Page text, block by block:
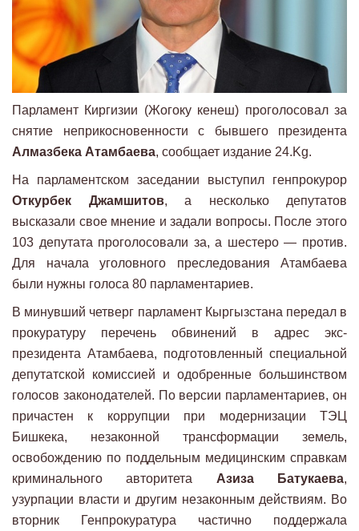
Парламент Киргизии (Жогоку кенеш) проголосовал за
снятие неприкосновенности с бывшего президента
Алмазбека Атамбаева, сообщает издание 24.Kg.
На парламентском заседании выступил генпрокурор
Откурбек Джамшитов, а несколько депутатов
высказали свое мнение и задали вопросы. После этого
103 депутата проголосовали за, а шестеро — против.
Для начала уголовного преследования Атамбаева
были нужны голоса 80 парламентариев.
В минувший четверг парламент Кыргызстана передал в
прокуратуру перечень обвинений в адрес экс-
президента Атамбаева, подготовленный специальной
депутатской комиссией и одобренные большинством
голосов законодателей. По версии парламентариев, он
причастен к коррупции при модернизации ТЭЦ
Бишкека, незаконной трансформации земель,
освобождению по поддельным медицинским справкам
криминального авторитета Азиза Батукаева,
узурпации власти и другим незаконным действиям. Во
вторник Генпрокуратура частично поддержала